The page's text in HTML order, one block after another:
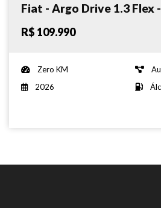
Fiat - Argo Drive 1.3 Flex
R$ 109.990
Zero KM
2026